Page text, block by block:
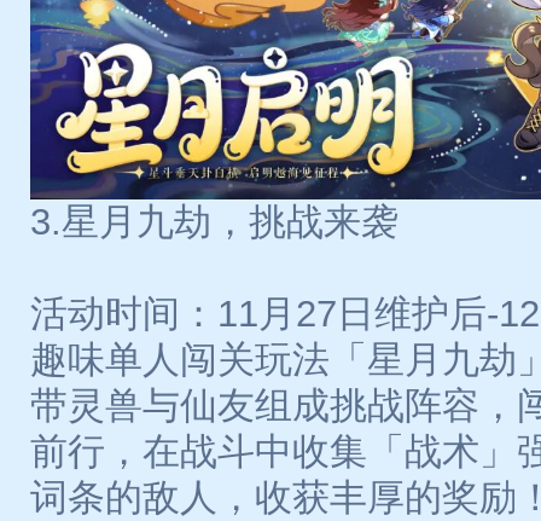
3.星月九劫，挑战来袭
活动时间：11月27日维护后-
趣味单人闯关玩法「星月九劫
带灵兽与仙友组成挑战阵容，
前行，在战斗中收集「战术」
词条的敌人，收获丰厚的奖励